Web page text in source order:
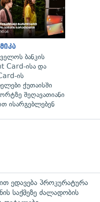
ბანკის
Card-ისა და
ის
ქუთაისში
შეღავათიანი
ისარგებლებენ
ედავება პროკურატურა
საქმეზე ძალადობის